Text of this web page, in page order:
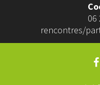
06
rencontres/